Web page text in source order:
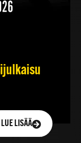
LUE LISÄÄ